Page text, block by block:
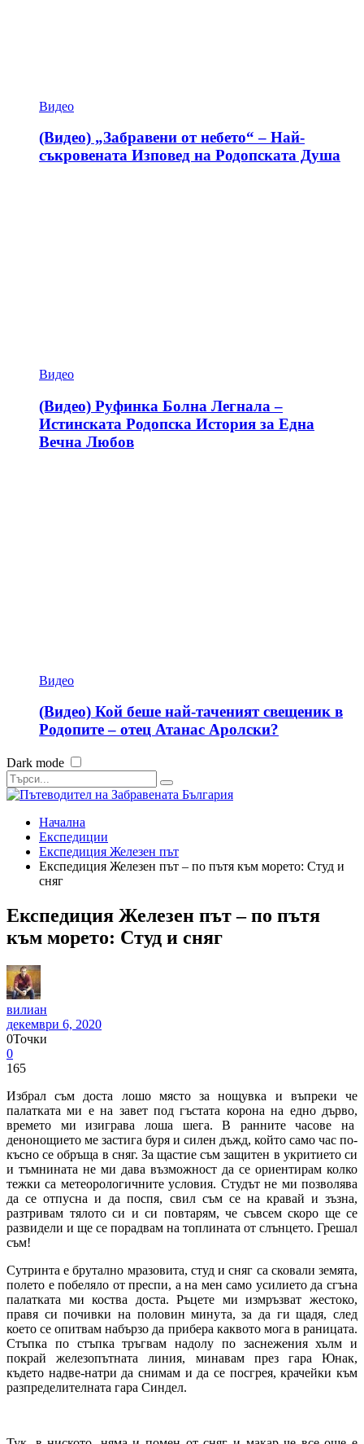
Видео
(Видео) „Забравени от небето“ – Най-
съкровената Изповед на Родопската Душа
Видео
(Видео) Руфинка Болна Легнала –
Истинската Родопска История за Една
Вечна Любов
Видео
(Видео) Кой беше най-таченият свещеник в
Родопите – отец Атанас Аролски?
Dark mode
Начална
Експедиции
Експедиция Железен път
Експедиция Железен път – по пътя към морето: Студ и
сняг
Експедиция Железен път – по пътя
към морето: Студ и сняг
вилиан
декември 6, 2020
0Точки
0
165
Избрал съм доста лошо място за нощувка и въпреки че
палатката ми е на завет под гъстата корона на едно дърво,
времето ми изиграва лоша шега. В ранните часове на
денонощието ме застига буря и силен дъжд, който само час по-
късно се обръща в сняг. За щастие съм защитен в укритието си
и тъмнината не ми дава възможност да се ориентирам колко
тежки са метеорологичните условия. Студът не ми позволява
да се отпусна и да поспя, свил съм се на кравай и зъзна,
разтривам тялото си и си повтарям, че съвсем скоро ще се
развидели и ще се порадвам на топлината от слънцето. Грешал
съм!
Сутринта е брутално мразовита, студ и сняг са сковали земята,
полето е побеляло от преспи, а на мен само усилието да сгъна
палатката ми коства доста. Ръцете ми измръзват жестоко,
правя си почивки на половин минута, за да ги щадя, след
което се опитвам набързо да прибера каквото мога в раницата.
Стъпка по стъпка тръгвам надолу по заснежения хълм и
покрай железопътната линия, минавам през гара Юнак,
където надве-натри да снимам и да се посгрея, крачейки към
разпределителната гара Синдел.